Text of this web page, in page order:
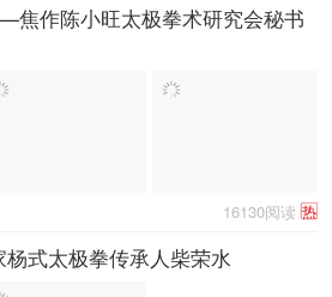
作陈小旺太极拳术研究会秘书
热
16130阅读
杨式太极拳传承人柴荣水